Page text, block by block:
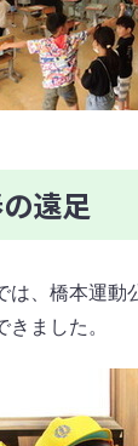
遠足
は、橋本運動
きました。